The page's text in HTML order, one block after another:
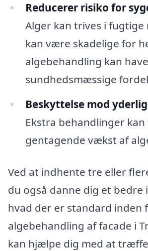
Reducerer risiko for
Alger kan trives i fugtige
kan være skadelige for
algebehandling kan have
sundhedsmæssige
Beskyttelse mod
Ekstra behandlinger
gentagende vækst af
Ved at indhente tre eller
du også danne dig et bedre
hvad der er standard inden
algebehandling af facade i
kan hjælpe dig med at